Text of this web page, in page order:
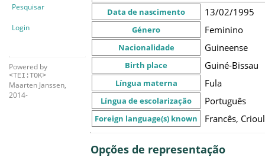
Pesquisar
Login
Powered by
<TEI:TOK>
Maarten Janssen,
2014-
Data de nascimento
13/02/1995
Género Feminino
Nacionalidade Guineense
Birth place Guiné-Bissau
Língua materna Fula
Língua de escolarização Português
Foreign language(s) known Francês,
Opções de representação